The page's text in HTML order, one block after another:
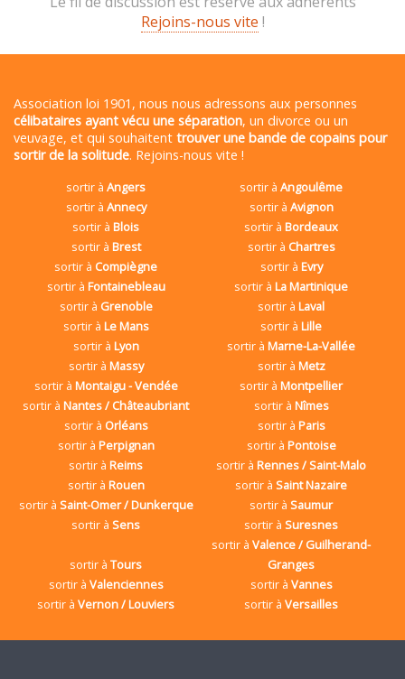
Rejoins-nous vite !
Association loi 1901, nous nous adressons aux personnes
célibataires ayant vécu une séparation, un divorce ou un
veuvage, et qui souhaitent trouver une bande de copains pour
sortir de la solitude. Rejoins-nous vite !
sortir àAngers sortir àAngoulême
sortir à Annecy sortir à Avignon
sortir àBlois sortir àBordeaux
sortir à Brest sortir à Chartres
sortir à Compiègne sortir à Evry
sortir à Fontainebleau sortir àLa Martinique
sortir à Grenoble sortir àLaval
sortir à Le Mans sortir àLille
sortir à Lyon sortir àMarne-La-Vallée
sortir à Massy sortir à Metz
sortir à Montaigu - Vendée sortir àMontpellier
sortir àNantes / Châteaubriant sortir à Nîmes
sortir à Orléans sortir à Paris
sortir à Perpignan sortir à Pontoise
sortir àReims sortir àRennes / Saint-Malo
sortir à Rouen sortir àSaint Nazaire
sortir à Saint-Omer / Dunkerque sortir àSaumur
sortir àSens sortir àSuresnes
sortir àTours
sortir àValence / Guilherand-
Granges
sortir à Valenciennes sortir à Vannes
sortir àVernon / Louviers sortir àVersailles